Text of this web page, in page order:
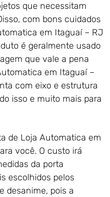
que necessitam
com bons cuidados
em Itaguaí – RJ
é geralmente usado
que vale a pena
em Itaguaí –
com eixo e estrutura
isso e muito mais para
de Loja Automatica em
você. O custo irá
da porta
escolhidos pelos
desanime, pois a